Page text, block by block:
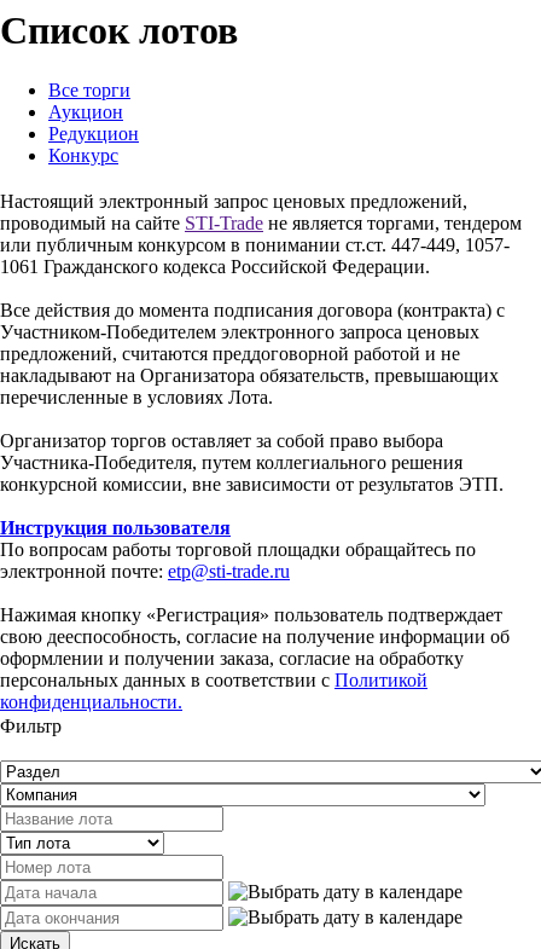
Список лотов
Все торги
Аукцион
Редукцион
Конкурс
Настоящий электронный запрос ценовых предложений,
проводимый на сайте STI-Trade не является торгами, тендером
или публичным конкурсом в понимании ст.ст. 447-449, 1057-
1061 Гражданского кодекса Российской Федерации.
Все действия до момента подписания договора (контракта) с
Участником-Победителем электронного запроса ценовых
предложений, считаются преддоговорной работой и не
накладывают на Организатора обязательств, превышающих
перечисленные в условиях Лота.
Организатор торгов оставляет за собой право выбора
Участника-Победителя, путем коллегиального решения
конкурсной комиссии, вне зависимости от результатов ЭТП.
Инструкция пользователя
По вопросам работы торговой площадки обращайтесь по
электронной почте: etp@sti-trade.ru
Нажимая кнопку «Регистрация» пользователь подтверждает
свою дееспособность, согласие на получение информации об
оформлении и получении заказа, согласие на обработку
персональных данных в соответствии с Политикой
конфиденциальности.
Фильтр